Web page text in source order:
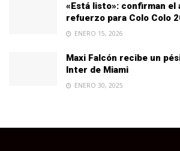
«Está listo»: confirman el
refuerzo para Colo Colo
ENERO 15, 2026
Maxi Falcón recibe un
Inter de Miami
ENERO 30, 2025